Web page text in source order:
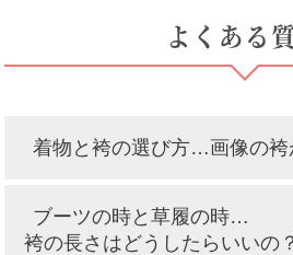
よくある
着物と袴の選び方…画像の袴
ブーツの時と草履の時…
袴の長さはどうしたらいいの？